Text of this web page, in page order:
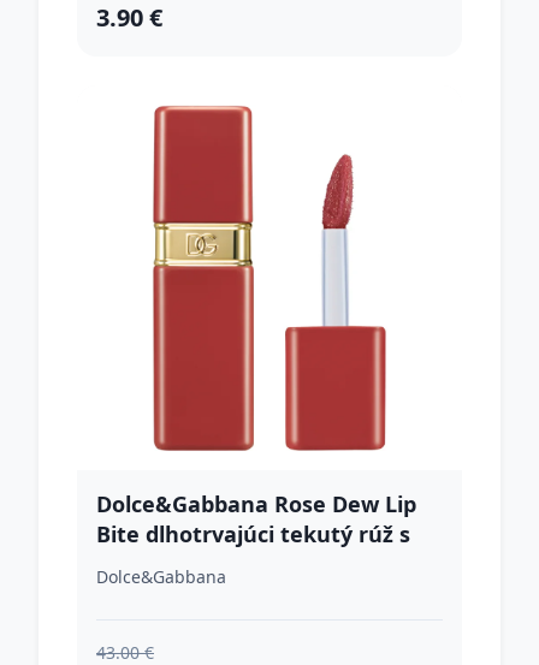
3.90 €
Dolce&Gabbana Rose Dew Lip
Bite dlhotrvajúci tekutý rúž s
hydratačným účinkom odtieň
Dolce&Gabbana
43.00 €